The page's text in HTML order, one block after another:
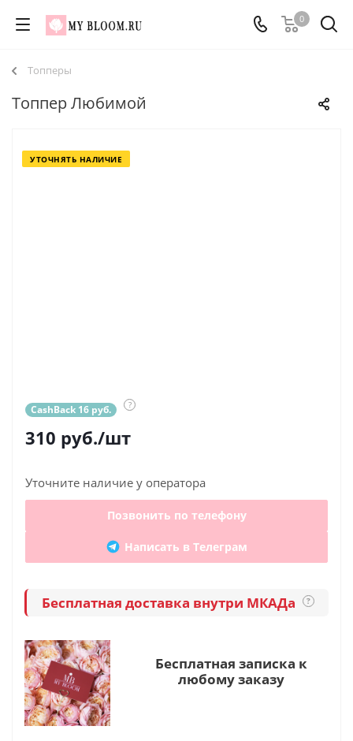
0
Топперы
Топпер Любимой
УТОЧНЯТЬ НАЛИЧИЕ
CashBack 16 руб. ?
310 руб./шт
Уточните наличие у оператора
Позвонить по телефону
Написать в Телеграм
Бесплатная доставка внутри МКАДа ?
Бесплатная записка к
любому заказу